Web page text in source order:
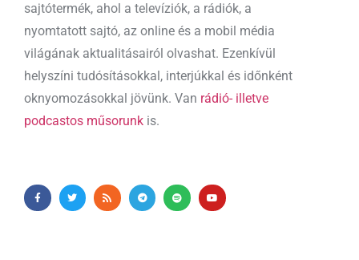
sajtótermék, ahol a televíziók, a rádiók, a
nyomtatott sajtó, az online és a mobil média
világának aktualitásairól olvashat. Ezenkívül
helyszíni tudósításokkal, interjúkkal és időnként
oknyomozásokkal jövünk. Van rádió- illetve
podcastos műsorunk is.